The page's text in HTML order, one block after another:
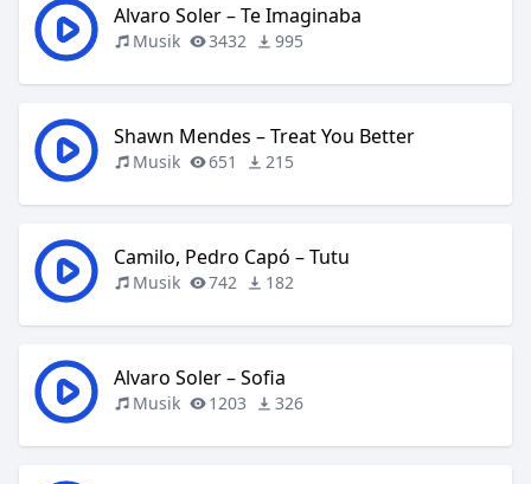
Alvaro Soler – Te Imaginaba
Musik 3432 995
Shawn Mendes – Treat You Better
Musik 651 215
Camilo, Pedro Capó – Tutu
Musik 742 182
Alvaro Soler – Sofia
Musik 1203 326